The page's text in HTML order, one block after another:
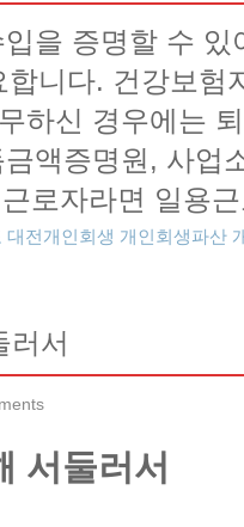
을 증명할 수
니다. 건강보
하신 경우에는
액증명원, 사
로자라면 일용
대전개인회생 개인회생파산
러서
서둘러서